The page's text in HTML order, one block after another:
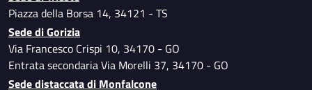
Specimen firme autorizzate
Dati ulteriori
Piazza della Borsa 14, 34121 - TS
Sede di Gorizia
Via Francesco Crispi 10, 34170 - GO
Entrata secondaria Via Morelli 37, 34170 - GO
Sede distaccata di Monfalcone